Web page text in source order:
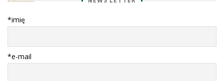
*imię
*e-mail